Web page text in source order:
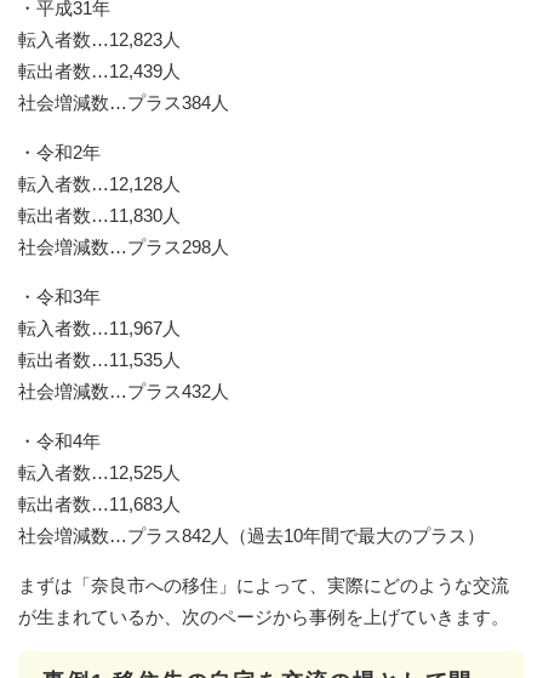
・平成31年
転入者数…12,823人
転出者数…12,439人
社会増減数…プラス384人
・令和2年
転入者数…12,128人
転出者数…11,830人
社会増減数…プラス298人
・令和3年
転入者数…11,967人
転出者数…11,535人
社会増減数…プラス432人
・令和4年
転入者数…12,525人
転出者数…11,683人
社会増減数…プラス842人（過去10年間で最大のプラス）
まずは「奈良市への移住」によって、実際にどのような交流
が生まれているか、次のページから事例を上げていきます。